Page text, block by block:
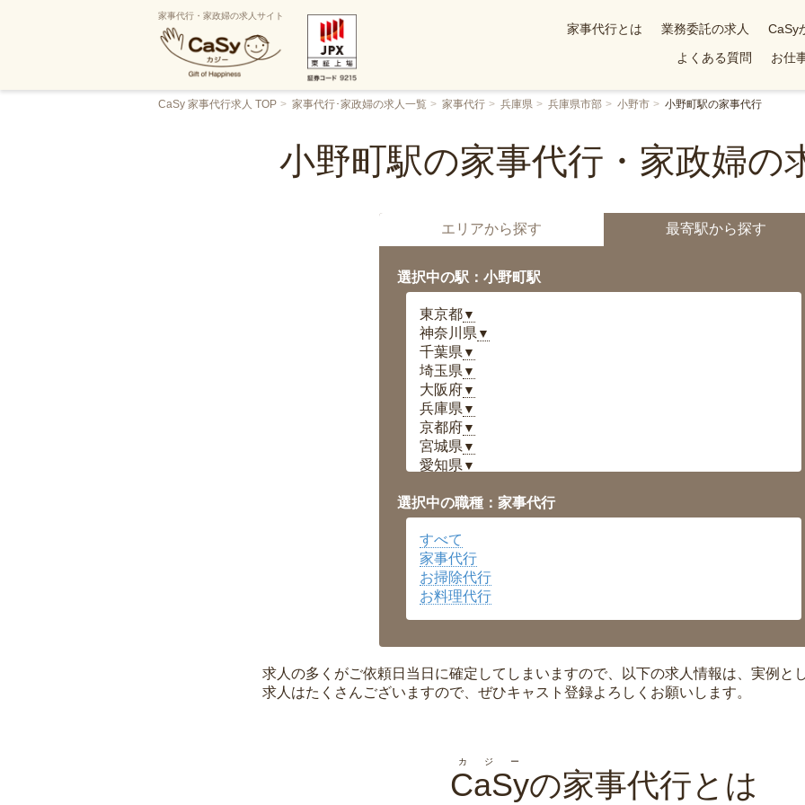
家事代行・家政婦の求人サイト
家事代行とは 業務委託の求人 CaSy
よくある質問
お仕
CaSy 家事代行求人 TOP 家事代行･家政婦の求人一覧 家事代行 兵庫県 兵庫県市部 小野市 小野町駅の家事代行
小野町駅の家事代行・家政婦の
エリアから探す 最寄駅から探す
選択中の駅：小野町駅
東京都▼
神奈川県 ▼
千葉県 ▼
埼玉県 ▼
大阪府▼
兵庫県 ▼
京都府▼
宮城県 ▼
愛知県 ▼
岡山県▼
広島県▼
沖縄県
選択中の職種：家事代行
すべて
家事代行
お掃除代行
お料理代行
求人の多くがご依頼日当日に確定してしまいますので、以下の求人情報は、実例と
求人はたくさんございますので、ぜひキャスト登録よろしくお願いします。
CaSy
カジー
の家事代行とは